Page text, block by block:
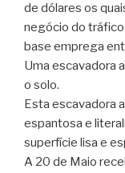
de dólares os
negócio do
base emprega
Uma escavadora
o solo.
Esta escavadora
espantosa e
superfície lisa e
A 20 de Maio